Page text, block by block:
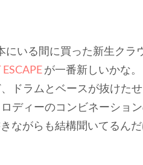
にいる間に買った新生クラ
が一番新しいかな。
ドラムとベースが抜けた
ディーのコンビネーショ
ながらも結構聞いてるんだ